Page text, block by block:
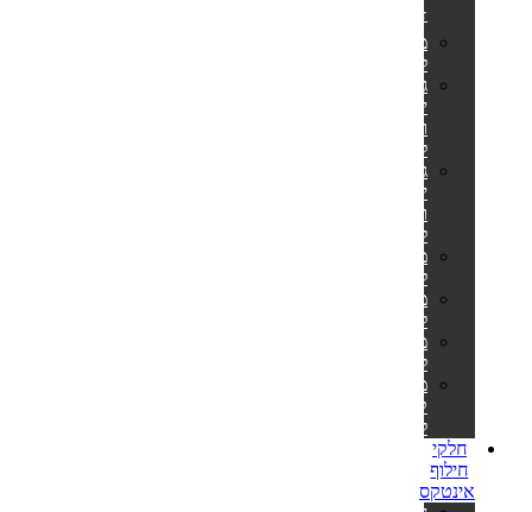
⭐
מזרונים
למים
גלגלי
ים
ואבובים
לבוגרים
גלגלי
ים
ואבובים
לילדים
מצופים
לילדים
משחקים
לבריכה
משאבות
לניפוח
מזרוני
קמפינג
לאירוח
חלקי
חילוף
אינטקס